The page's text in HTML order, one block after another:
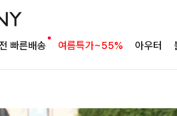
빠른배송 여름특가~55% 아우터